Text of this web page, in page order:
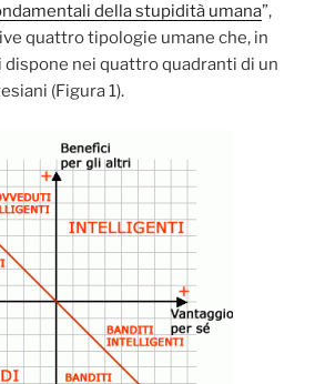
della stupidità umana”,
quattro tipologie umane che, in
dispone nei quattro quadranti di un
(Figura 1).